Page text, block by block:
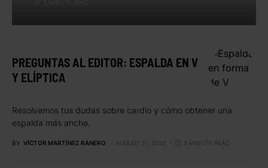
PREGUNTAS AL EDITOR: ESPALDA EN V
Y ELÍPTICA
Resolvemos tus dudas sobre cardio y cómo obtener una
espalda más ancha.
BY VÍCTOR MARTÍNEZ RANERO AUGUST 31, 2020 2 MINUTE READ